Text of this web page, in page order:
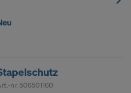
nr. 506501160
grundlos mit Wirkung für die
Sie zB auf
zu unseren Cookies finden
Ihre Cookies
Cookie-Einstellungen).